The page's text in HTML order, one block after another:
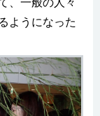
、一般の人々
ようになった